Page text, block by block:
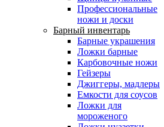
Профессиональные
ножи и доски
Барный инвентарь
Барные украшения
Ложки барные
Карбовочные ножи
Гейзеры
Джиггеры, мадлеры
Емкости для соусов
Ложки для
мороженого